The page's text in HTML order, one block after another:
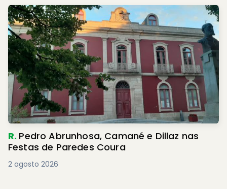
R. Pedro Abrunhosa, Camané e Dillaz nas
Festas de Paredes Coura
2 agosto 2026